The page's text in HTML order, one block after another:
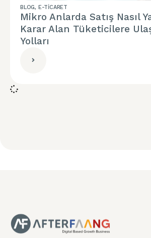
BLOG, E-TICARET
Mikro Anlarda Satış Nasıl
Karar Alan Tüketicilere
Yolları